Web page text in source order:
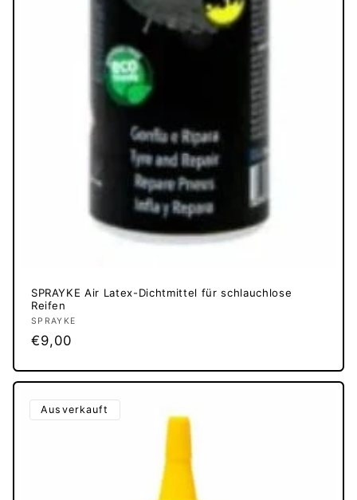
SPRAYKE Air Latex-Dichtmittel für schlauchlose
Reifen
Anbieter:
SPRAYKE
Normaler
€9,00
Ausverkauft